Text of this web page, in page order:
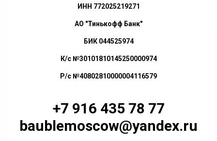
ИНН 772025219271
АО "Тинькофф Банк"
БИК 044525974
К/с №30101810145250000974
Р/с №40802810000004116579
+7 916 435 78 77
baublemoscow@yandex.ru